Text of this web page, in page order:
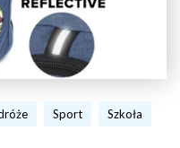
Sport
Szkoła